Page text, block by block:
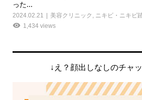
った...
2024.02.21 美容クリニック , ニキビ・ニキビ
1,434 views
↓え？顔出しなしのチャ